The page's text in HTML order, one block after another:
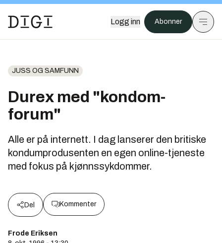
Logg inn Abonner
JUSS OG SAMFUNN
Durex med "kondom-
forum"
Alle er på internett. I dag lanserer den britiske
kondumprodusenten en egen online-tjeneste
med fokus på kjønnssykdommer.
Del Kommenter
Frode Eriksen